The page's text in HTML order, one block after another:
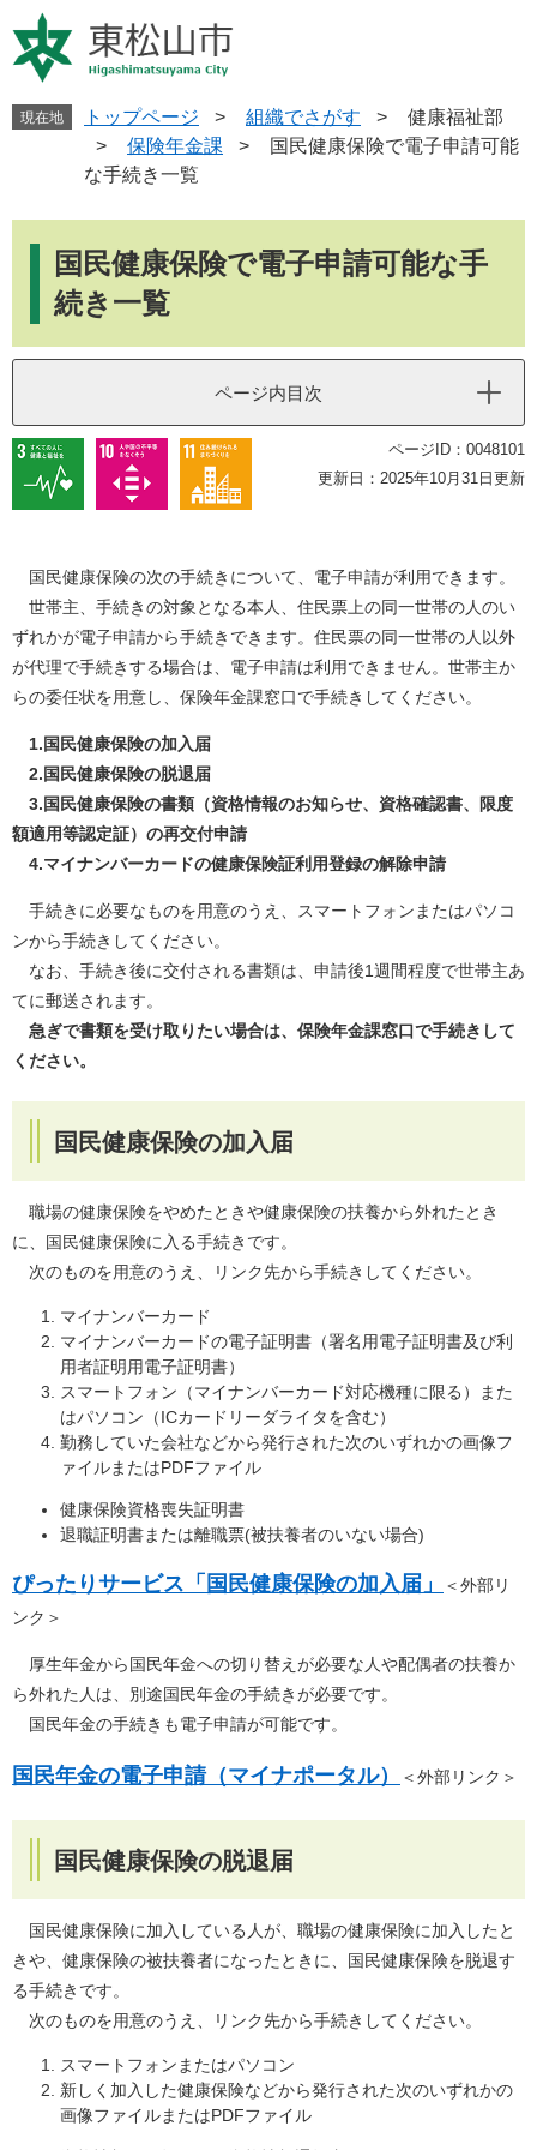
ー
ジ
ニ
ュ
現在地 トップページ > 組織でさがす >
健康福祉部
>
保険年金課 >
国民健康保険で電子申請可能
な手続き一覧
国民健康保険で電子申請可能な手
続き一覧
ページ内目次
ページID：0048101
更新日：2025年10月31日更新
国民健康保険の次の手続きについて、電子申請が利用できます。
​ 世帯主、手続きの対象となる本人、住民票上の同一世帯の人のい
ずれかが電子申請から手続きできます。住民票の同一世帯の人以外
が代理で手続きする場合は、電子申請は利用できません。世帯主か
らの委任状を用意し、保険年金課窓口で手続きしてください。
​ 1.国民健康保険の加入届
2.国民健康保険の脱退届
3.国民健康保険の書類（資格情報のお知らせ、資格確認書、限度
額適用等認定証）の再交付申請
4.マイナンバーカードの健康保険証利用登録の解除申請
手続きに必要なものを用意のうえ、スマートフォンまたはパソコ
ンから手続きしてください。
なお、手続き後に交付される書類は、申請後1週間程度で世帯主あ
てに郵送されます。
急ぎで書類を受け取りたい場合は、保険年金課窓口で手続きして
ください。
国民健康保険の加入届
職場の健康保険をやめたときや健康保険の扶養から外れたとき
に、国民健康保険に入る手続きです。
次のものを用意のうえ、リンク先から手続きしてください。
マイナンバーカード
マイナンバーカードの電子証明書（署名用電子証明書及び利
用者証明用電子証明書）
スマートフォン（マイナンバーカード対応機種に限る）また
はパソコン（ICカードリーダライタを含む）
勤務していた会社などから発行された次のいずれかの画像フ
ァイルまたはPDFファイル
健康保険資格喪失証明書
退職証明書または離職票(被扶養者のいない場合)
ぴったりサービス「国民健康保険の加入届」
＜外部リ
ンク＞
厚生年金から国民年金への切り替えが必要な人や配偶者の扶養か
ら外れた人は、別途国民年金の手続きが必要です。
国民年金の手続きも電子申請が可能です。
国民年金の電子申請（マイナポータル） ＜外部リンク＞
国民健康保険の脱退届
国民健康保険に加入している人が、職場の健康保険に加入したと
きや、健康保険の被扶養者になったときに、国民健康保険を脱退す
る手続きです。
次のものを用意のうえ、リンク先から手続きしてください。
スマートフォンまたはパソコン
新しく加入した健康保険などから発行された次のいずれかの
画像ファイルまたはPDFファイル